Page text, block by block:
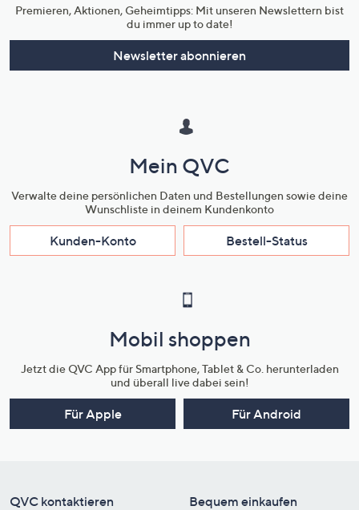
Premieren, Aktionen, Geheimtipps: Mit unseren Newslettern bist
du immer up to date!
Newsletter abonnieren
Mein QVC
Verwalte deine persönlichen Daten und Bestellungen sowie deine
Wunschliste in deinem Kundenkonto
Kunden-Konto Bestell-Status
Mobil shoppen
Jetzt die QVC App für Smartphone, Tablet & Co. herunterladen
und überall live dabei sein!
Für Apple Für Android
QVC kontaktieren Bequem einkaufen